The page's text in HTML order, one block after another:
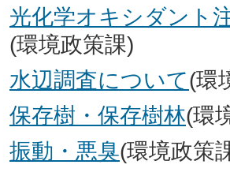
光化学オキシダント
(環境政策課)
水辺調査について(環
保存樹・保存樹林(環
振動・悪臭(環境政策